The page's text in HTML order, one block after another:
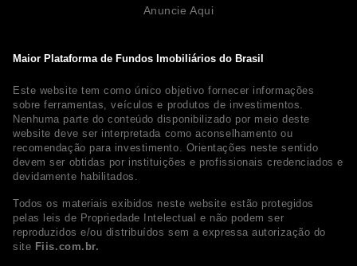
Maior Plataforma de Fundos Imobiliários do Brasil
Este website tem como único objetivo fornecer informações
sobre ferramentas, veículos e produtos de investimentos.
Nenhuma parte do conteúdo disponibilizado por meio deste
website deve ser interpretada como aconselhamento ou
recomendação para investimento. Orientações neste sentido
devem ser obtidas por instituições e profissionais credenciados e
devidamente habilitados.
Todos os materiais exibidos neste website estão protegidos
pelas leis de Propriedade Intelectual e não podem ser
reproduzidos e/ou distribuídos sem a expressa autorização do
site Fiis.com.br.
Anuncie Aqui